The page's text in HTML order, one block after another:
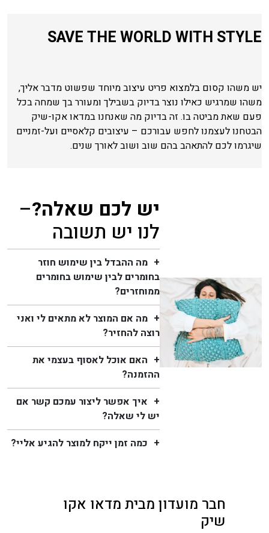
SAVE THE WORLD WITH STYLE
יש משהו קסום בלמצוא פריט עיצוב מיוחד שפשוט מדבר אליך,
משהו שמרגיש כאילו נוצר בדיוק בשבילך ומעורר בך שמחה בכל
פעם שאת מביטה בו. זה בדיוק מה שאנחנו במדאו אקו-שיק
הבטחנו לעצמנו לחפש עבורכם – עיצובים קלאסיים ועל-זמניים
שיגרמו לכם להתאהב בהם שוב ושוב לאורך שנים.
יש לכם שאלה?–
לנו יש תשובה
מה ההבדל בין שימוש חוזר
בחומרים לבין שימוש בחומרים
ממוחזרים?
מה אם המוצר לא מתאים לי ואני
רוצה להחזיר?
האם אוכל לאסוף בעצמי את
ההזמנה?
איך אפשר ליצור עמכם קשר אם
יש לי שאלה?
כמה זמן ייקח למוצר להגיע אליי?
חבר מועדון מבית מדאו אקו
שיק